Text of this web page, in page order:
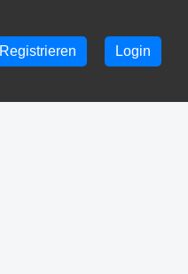
Registrieren Login